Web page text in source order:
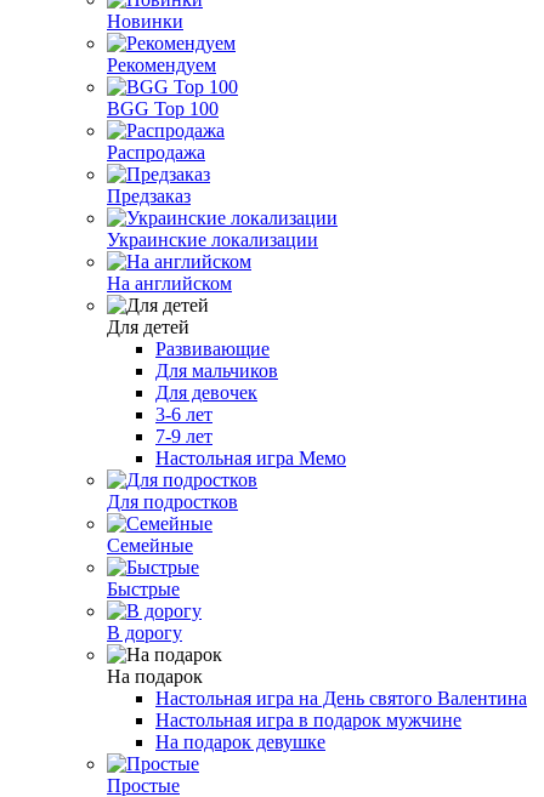
Новинки
Рекомендуем
BGG Top 100
Распродажа
Предзаказ
Украинские локализации
На английском
Для детей
Развивающие
Для мальчиков
Для девочек
3-6 лет
7-9 лет
Настольная игра Мемо
Для подростков
Семейные
Быстрые
В дорогу
На подарок
Настольная игра на День святого Валентина
Настольная игра в подарок мужчине
На подарок девушке
Простые